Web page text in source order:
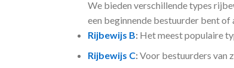
We bieden verschillende types
een beginnende bestuurder bent
Rijbewijs B: Het meest populaire
Rijbewijs C:Voor bestuurders van